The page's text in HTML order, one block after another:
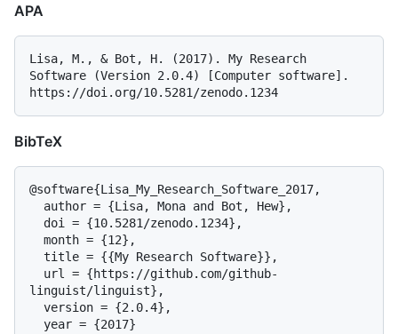
APA
Lisa, M., & Bot, H. (2017). My Research
Software (Version 2.0.4) [Computer software].
BibTeX
@software{Lisa_My_Research_Software_2017,
linguist/linguist},